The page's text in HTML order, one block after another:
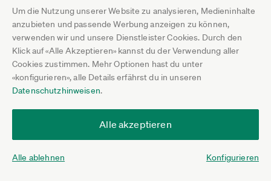
Um die Nutzung unserer Website zu analysieren, Medieninhalte
anzubieten und passende Werbung anzeigen zu können,
verwenden wir und unsere Dienstleister Cookies. Durch den
Klick auf «Alle Akzeptieren» kannst du der Verwendung aller
Cookies zustimmen. Mehr Optionen hast du unter
«konfigurieren», alle Details erfährst du in unseren
Datenschutzhinweisen.
Alle akzeptieren
Alle ablehnen Konfigurieren
Einen solchen Antrag kann man sicher auch
über eine Rechtsberatung erhalten. Trotzdem
vielen Dank für das Hilfsangebot.
Hilfreich Nicht hilfreich
Marpel 23.4.20 21:07